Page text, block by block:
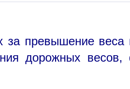
за превышение веса
дорожных